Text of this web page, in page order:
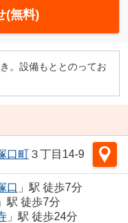
(無料)
。設備もととのってお
口町３丁目14-9
口 」駅 徒歩7分
」駅 徒歩7分
」駅 徒歩24分